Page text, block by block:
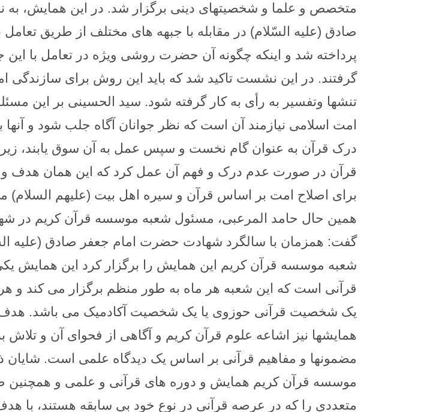
متخصص و علما و شخصیتهای دینی برگزار شد. در این همایش، به
صادق (علیه السّلام) در مقابله با جبهه های مختلف از طریق تعامل
پرداخته شد و اینکه چگونه آن حضرت روشی ویژه در تعامل با این
گرفتند. در این نشست تاکید شد که باید این روش برای سازندگی
تنشها وتفسیر به رأی به کار گرفته شود. سید الحسینی بر این
امت اسلامی نیازمند آن است که نظر جوانان آگاه جلب شود و
درک قرآن به عنوان گام نخست و سپس عمل به آن سوق یابند،
قرآن در صورت عدم درک و فهم آن عمل کرد که این همان هدف
برای اصلاح امت بر اساس قرآن و سیره اهل بیت (علیهم السلام)
همین حال حامد المرعبی، مسئول شعبه موسسه قرآن کریم در
گفت: همزمان با سالگرد شهادت حضرت امام جعفر صادق (علیه
شعبه موسسه قرآن کریم این همایش را برگزار کرد این همایش
قرآنی است که این شعبه هر ماه به طور منظم برگزار می کند و هر
یک شخصیت قرآنی حوزوی یا یک شخصیت آکادمیک می باشد. هدف
همایشها نیز اشاعه علوم قرآن کریم و آگاهی از فحوای آن و تلاش
مضمونها و مفاهیم قرآنی بر اساس یک دیدگاه علمی است. شایان
موسسه قرآن کریم همایش و دوره‌ های قرآنی و علمی و همچنین
متعددی را که در عرصه قرآنی در نوع خود بی سابقه هستند، با